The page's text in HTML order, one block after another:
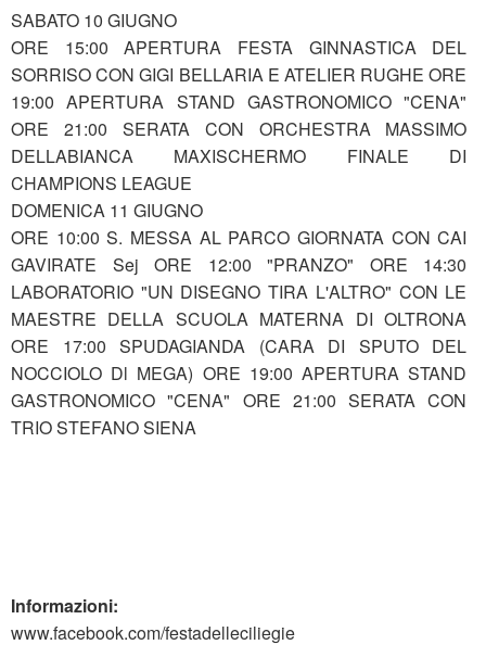
SABATO 10 GIUGNO
ORE 15:00 APERTURA FESTA GINNASTICA DEL
SORRISO CON GIGI BELLARIA E ATELIER RUGHE ORE
19:00 APERTURA STAND GASTRONOMICO "CENA"
ORE 21:00 SERATA CON ORCHESTRA MASSIMO
DELLABIANCA MAXISCHERMO FINALE DI
CHAMPIONS LEAGUE
DOMENICA 11 GIUGNO
ORE 10:00 S. MESSA AL PARCO GIORNATA CON CAI
GAVIRATE Sej ORE 12:00 "PRANZO" ORE 14:30
LABORATORIO "UN DISEGNO TIRA L'ALTRO" CON LE
MAESTRE DELLA SCUOLA MATERNA DI OLTRONA
ORE 17:00 SPUDAGIANDA (CARA DI SPUTO DEL
NOCCIOLO Dl MEGA) ORE 19:00 APERTURA STAND
GASTRONOMICO "CENA" ORE 21:00 SERATA CON
TRIO STEFANO SIENA
Informazioni:
www.facebook.com/festadelleciliegie